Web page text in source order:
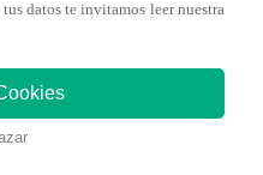
puede
datos te invitamos leer nuestra